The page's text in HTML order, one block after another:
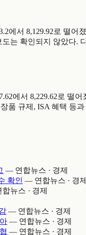
에서 8,129.92로 떨
는 확인되지 않았다
에서 8,229.62로
품 규제, ISA 혜택 등
— 연합뉴스 · 경제
확인 — 연합뉴스 · 경제
합뉴스 · 경제
— 연합뉴스 · 경제
— 연합뉴스 · 경제
— 연합뉴스 · 경제